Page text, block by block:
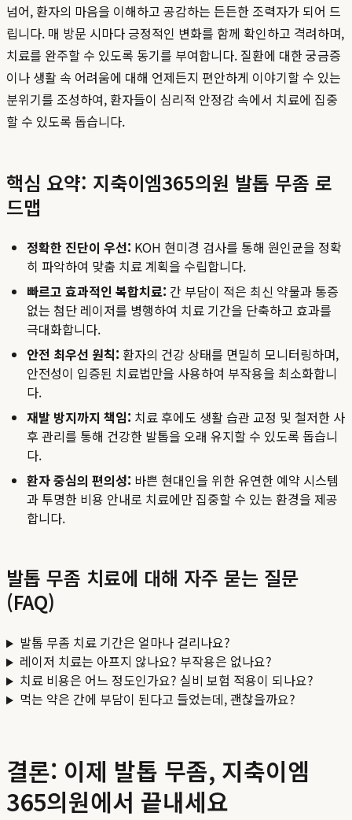
넘어, 환자의 마음을 이해하고 공감하는 든든한 조력자가 되어 드
립니다. 매 방문 시마다 긍정적인 변화를 함께 확인하고 격려하며,
치료를 완주할 수 있도록 동기를 부여합니다. 질환에 대한 궁금증
이나 생활 속 어려움에 대해 언제든지 편안하게 이야기할 수 있는
분위기를 조성하여, 환자들이 심리적 안정감 속에서 치료에 집중
할 수 있도록 돕습니다.
핵심 요약: 지축이엠365의원 발톱 무좀 로
드맵
정확한 진단이 우선: KOH 현미경 검사를 통해 원인균을 정확
히 파악하여 맞춤 치료 계획을 수립합니다.
빠르고 효과적인 복합치료: 간 부담이 적은 최신 약물과 통증
없는 첨단 레이저를 병행하여 치료 기간을 단축하고 효과를
극대화합니다.
안전 최우선 원칙: 환자의 건강 상태를 면밀히 모니터링하며,
안전성이 입증된 치료법만을 사용하여 부작용을 최소화합니
다.
재발 방지까지 책임: 치료 후에도 생활 습관 교정 및 철저한 사
후 관리를 통해 건강한 발톱을 오래 유지할 수 있도록 돕습니
다.
환자 중심의 편의성: 바쁜 현대인을 위한 유연한 예약 시스템
과 투명한 비용 안내로 치료에만 집중할 수 있는 환경을 제공
합니다.
발톱 무좀 치료에 대해 자주 묻는 질문
(FAQ)
발톱 무좀 치료 기간은 얼마나 걸리나요?
레이저 치료는 아프지 않나요? 부작용은 없나요?
치료 비용은 어느 정도인가요? 실비 보험 적용이 되나요?
먹는 약은 간에 부담이 된다고 들었는데, 괜찮을까요?
결론: 이제 발톱 무좀, 지축이엠
365의원에서 끝내세요